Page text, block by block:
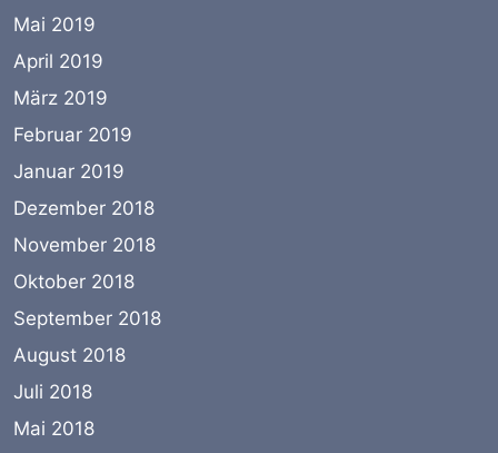
Mai 2019
April 2019
März 2019
Februar 2019
Januar 2019
Dezember 2018
November 2018
Oktober 2018
September 2018
August 2018
Juli 2018
Mai 2018